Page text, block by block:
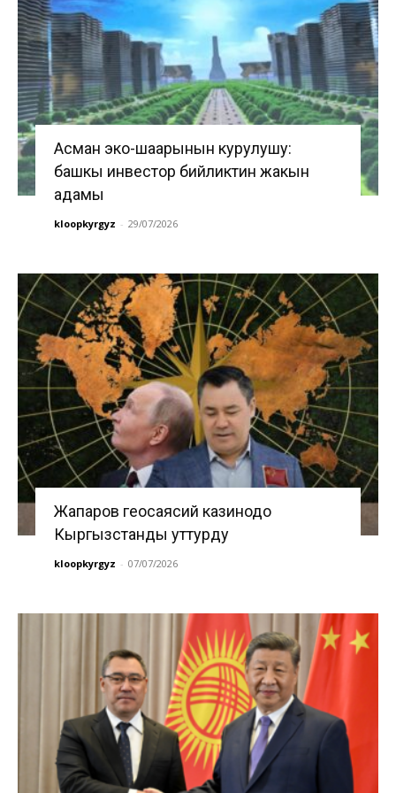
Асман эко-шаарынын курулушу:
башкы инвестор бийликтин жакын
адамы
kloopkyrgyz - 29/07/2026
Жапаров геосаясий казинодо
Кыргызстанды уттурду
kloopkyrgyz - 07/07/2026